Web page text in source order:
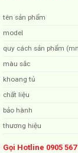
tên sản phẩm
model
quy cách sản phẩm
màu sắc
khoang tủ
chất liệu
bảo hành
thương hiệu
Gọi Hotline 0905